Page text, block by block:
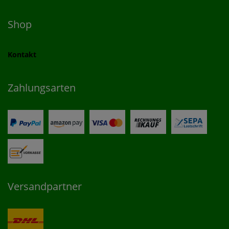
Shop
Kontakt
Zahlungsarten
Versandpartner